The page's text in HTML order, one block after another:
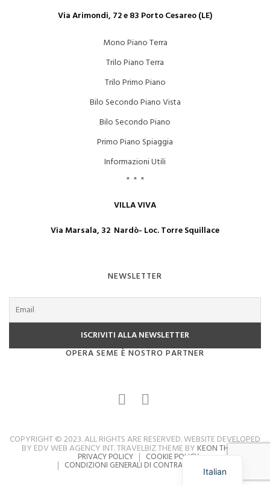
Via Arimondi, 72 e 83 Porto Cesareo (LE)
Mono Piano Terra
Trilo Piano Terra
Trilo Primo Piano
Bilo Secondo Piano Vista
Bilo Secondo Piano
Primo Piano Spiaggia
Informazioni Utili
* * *
VILLA VIVA
Via Marsala, 32 Nardò- Loc. Torre Squillace
NEWSLETTER
OPERA SEME È NOSTRO PARTNER
COPYRIGHT © 2023. ALL RIGHTS ARE RESERVED. WEBSITE DEVELOPED
BY EDV WEB AGENCY INT. TRAVELBIZ THEME BYKEON THEMES
PRIVACY POLICY COOKIE POLICY
CONDIZIONI GENERALI DI CONTRATTO FAQ
Italian